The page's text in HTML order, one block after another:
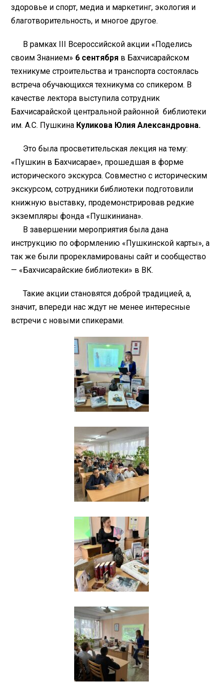
здоровье и спорт, медиа и маркетинг, экология и
благотворительность, и многое другое.
В рамках III Всероссийской акции «Поделись
своим Знанием» 6 сентября в Бахчисарайском
техникуме строительства и транспорта состоялась
встреча обучающихся техникума со спикером. В
качестве лектора выступила сотрудник
Бахчисарайской центральной районной библиотеки
им. А.С. Пушкина Куликова Юлия Александровна.
Это была просветительская лекция на тему:
«Пушкин в Бахчисарае», прошедшая в форме
исторического экскурса. Совместно с историческим
экскурсом, сотрудники библиотеки подготовили
книжную выставку, продемонстрировав редкие
экземпляры фонда «Пушкиниана».
В завершении мероприятия была дана
инструкцию по оформлению «Пушкинской карты», а
так же были прорекламированы сайт и сообщество
— «Бахчисарайские библиотеки» в ВК.
Такие акции становятся доброй традицией, а,
значит, впереди нас ждут не менее интересные
встречи с новыми спикерами.